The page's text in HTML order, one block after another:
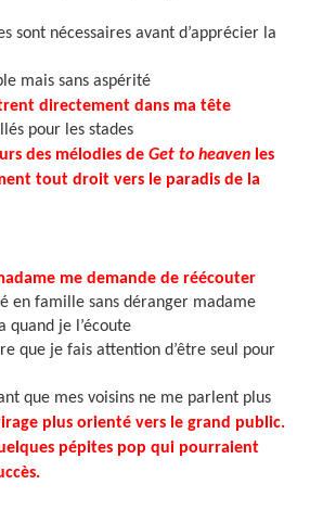
sont nécessaires avant d’apprécier la
mais sans aspérité
directement dans ma tête
pour les stades
des mélodies de Get to heaven les
tout droit vers le paradis de la
me demande de réécouter
en famille sans déranger madame
quand je l’écoute
que je fais attention d’être seul pour
que mes voisins ne me parlent plus
plus orienté vers le grand public.
pépites pop qui pourraient